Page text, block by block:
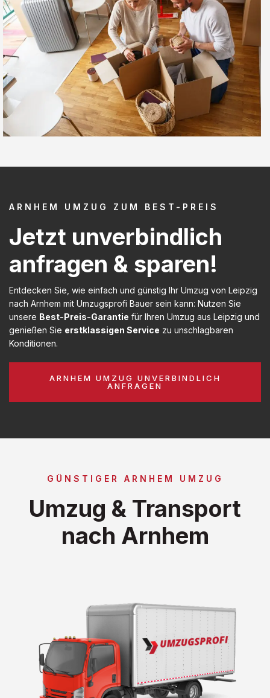
ARNHEM UMZUG ZUM BEST-PREIS
Jetzt unverbindlich
anfragen & sparen!
Entdecken Sie, wie einfach und günstig Ihr Umzug von Leipzig
nach Arnhem mit Umzugsprofi Bauer sein kann: Nutzen Sie
unsere Best-Preis-Garantie für Ihren Umzug aus Leipzig und
genießen Sie erstklassigen Service zu unschlagbaren
Konditionen.
ARNHEM UMZUG UNVERBINDLICH
ANFRAGEN
GÜNSTIGER ARNHEM UMZUG
Umzug & Transport
nach Arnhem